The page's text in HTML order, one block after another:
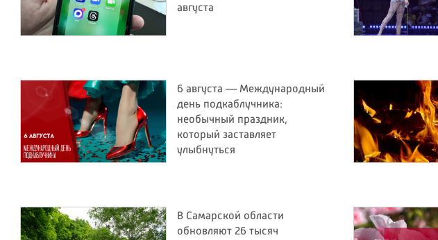
августа
6 августа — Международный
день подкаблучника:
необычный праздник,
который заставляет
улыбнуться
В Самарской области
обновляют 26 тысяч